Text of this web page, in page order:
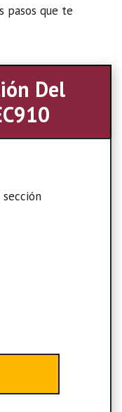
pasos que te
Del
sección